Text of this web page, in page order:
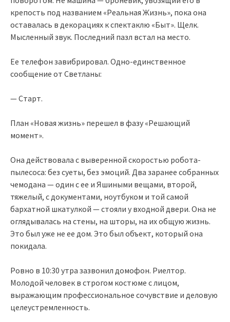
крепость под названием «Реальная Жизнь», пока она
оставалась в декорациях к спектаклю «Быт». Щелк.
Мысленный звук. Последний пазл встал на место.
Ее телефон завибрировал. Одно-единственное
сообщение от Светланы:
— Старт.
План «Новая жизнь» перешел в фазу «Решающий
момент».
Она действовала с выверенной скоростью робота-
пылесоса: без суеты, без эмоций. Два заранее собранных
чемодана — один с ее и Яшиными вещами, второй,
тяжелый, с документами, ноутбуком и той самой
бархатной шкатулкой — стояли у входной двери. Она не
оглядывалась на стены, на шторы, на их общую жизнь.
Это был уже не ее дом. Это был объект, который она
покидала.
Ровно в 10:30 утра зазвонил домофон. Риелтор.
Молодой человек в строгом костюме с лицом,
выражающим профессиональное сочувствие и деловую
целеустремленность.